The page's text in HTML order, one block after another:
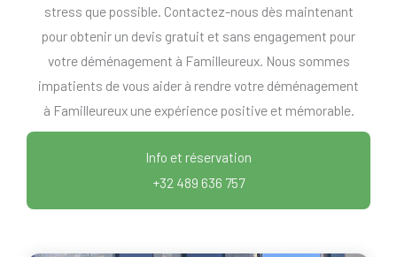
stress que possible. Contactez-nous dès maintenant
pour obtenir un devis gratuit et sans engagement pour
votre déménagement à Familleureux. Nous sommes
impatients de vous aider à rendre votre déménagement
à Familleureux une expérience positive et mémorable.
Info et réservation
+32 489 636 757